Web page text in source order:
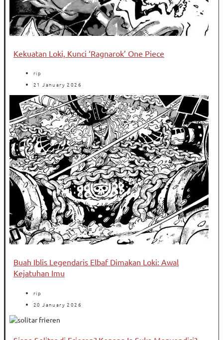
Kekuatan Loki, Kunci ‘Ragnarok’ One Piece
rip
21 January 2026
Buah Iblis Legendaris Elbaf Dimakan Loki: Awal
Kejatuhan Imu
rip
20 January 2026